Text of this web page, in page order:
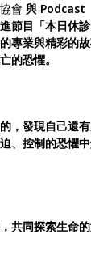
會 與 Podcast
節目「本日休
專業與精彩的
的恐懼。
，發現自己還
、控制的恐懼
共同探索生命